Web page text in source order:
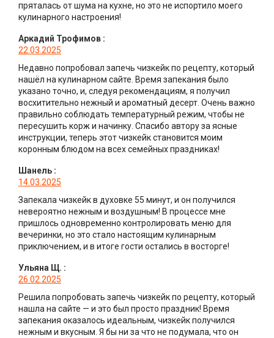
пряталась от шума на кухне, но это не испортило моего
кулинарного настроения!
Аркадий Трофимов :
22.03.2025
Недавно попробовал запечь чизкейк по рецепту, который
нашёл на кулинарном сайте. Время запекания было
указано точно, и, следуя рекомендациям, я получил
восхитительно нежный и ароматный десерт. Очень важно
правильно соблюдать температурный режим, чтобы не
пересушить корж и начинку. Спасибо автору за ясные
инструкции, теперь этот чизкейк становится моим
коронным блюдом на всех семейных праздниках!
Шанель :
14.03.2025
Запекала чизкейк в духовке 55 минут, и он получился
невероятно нежным и воздушным! В процессе мне
пришлось одновременно контролировать меню для
вечеринки, но это стало настоящим кулинарным
приключением, и в итоге гости остались в восторге!
Ульяна Щ. :
26.02.2025
Решила попробовать запечь чизкейк по рецепту, который
нашла на сайте — и это был просто праздник! Время
запекания оказалось идеальным, чизкейк получился
нежным и вкусным. Я бы ни за что не подумала, что он